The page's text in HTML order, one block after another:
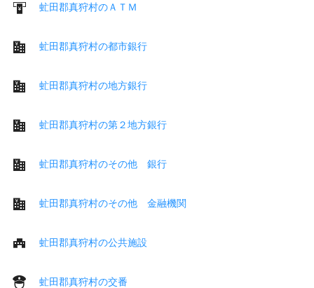
虻田郡真狩村のＡＴＭ
虻田郡真狩村の都市銀行
虻田郡真狩村の地方銀行
虻田郡真狩村の第２地方銀行
虻田郡真狩村のその他 銀行
虻田郡真狩村のその他 金融機関
虻田郡真狩村の公共施設
虻田郡真狩村の交番